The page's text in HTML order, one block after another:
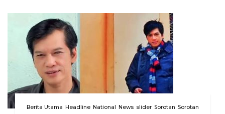
Berita Utama Headline National News slider Sorotan Sorotan